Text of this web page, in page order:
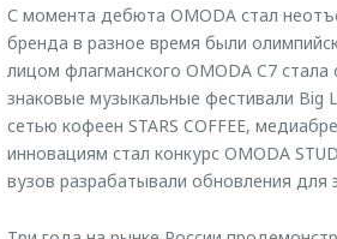
С момента дебюта OMODA стал
бренда в разное время были
лицом флагманского OMODA C7
знаковые музыкальные фестивали Big
сетью кофеен STARS COFFEE,
инновациям стал конкурс OMODA
вузов разрабатывали обновления для